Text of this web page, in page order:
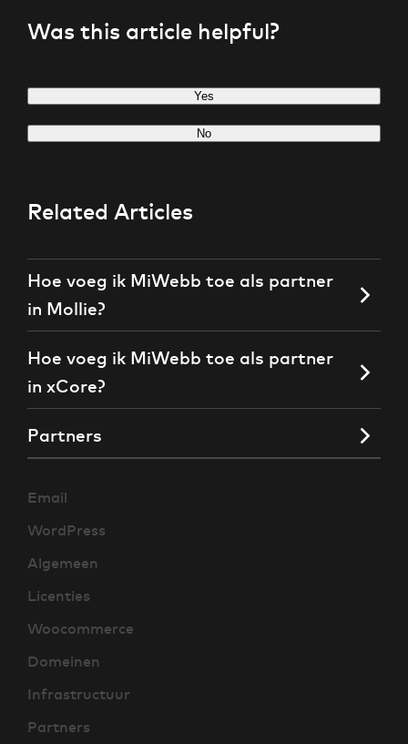
Email
WordPress
Algemeen
Licenties
Woocommerce
Domeinen
Infrastructuur
Partners
Was this article helpful?
Yes
No
Related Articles
Hoe voeg ik MiWebb toe als partner
in Mollie?
Hoe voeg ik MiWebb toe als partner
in xCore?
Partners